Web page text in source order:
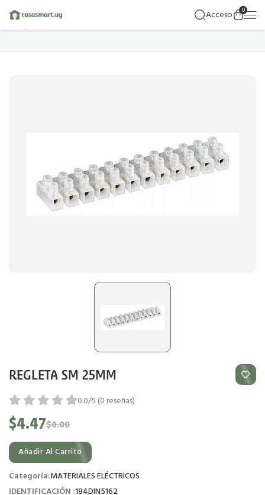
Acceso 0
REGLETA SM 25MM
0.0/5 (0 reseñas)
$4.47$0.00
Añadir Al Carrito
Categoría:MATERIALES ELÉCTRICOS
IDENTIFICACIÓN :184DIN5162